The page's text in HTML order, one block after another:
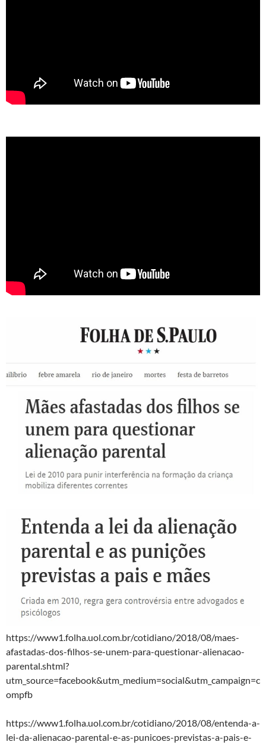
https://www1.folha.uol.com.br/cotidiano/2018/08/maes-
afastadas-dos-filhos-se-unem-para-questionar-alienacao-
parental.shtml?
utm_source=facebook&utm_medium=social&utm_campaign=c
ompfb
https://www1.folha.uol.com.br/cotidiano/2018/08/entenda-a-
lei-da-alienacao-parental-e-as-punicoes-previstas-a-pais-e-